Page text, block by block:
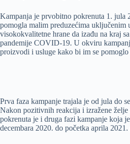
Kampanja je prvobitno pokrenuta 1. jula
pomogla malim preduzećima
visokokvalitetne hrane da izađu na kraj
pandemije COVID-19. U okviru
proizvodi i usluge kako bi im se
Prva faza kampanje trajala je od jula do
Nakon pozitivnih reakcija i izražene želje
pokrenuta je i druga fazi kampanje koja
decembara 2020. do početka aprila 2021.